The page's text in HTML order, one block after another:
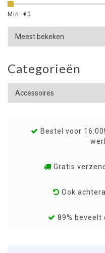
Min: €0
Categorieën
Bestel voor
Gratis
Ook
89% beveelt